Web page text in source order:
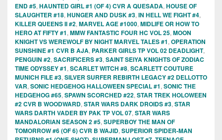
END #5, HAUNTED GIRL #1 (OF 4) CVR A QUESADA, HOUSE OF
SLAUGHTER #18, HUNGER AND DUSK #3, IN HELL WE FIGHT #4,
KILLER QUEENS II #2, MARVEL AGE #1000, MIDLIFE OR HOW TO
HERO AT FIFTY #1, MMW FANTASTIC FOUR HC VOL 25, MOON
KNIGHT VS WEREWOLF BY NIGHT MARVEL TALES #1, OPERATION
SUNSHINE #1 CVR B AJA, PARKER GIRLS TP VOL 02 DEADLIGHT,
PENGUIN #2, SACRIFICERS #3, SAINT SEIYA KNIGHTS OF ZODIAC
TIME ODYSSEY #1, SCARLET WITCH #8, SCARLETT COUTURE
MUNICH FILE #3, SILVER SURFER REBIRTH LEGACY #2 DELLOTTO
VAR, SONIC HEDGEHOG HALLOWEEN SPECIAL #1, SONIC THE
HEDGEHOG #65, SPAWN SCORCHED #22, STAR TREK HOLOWEEN
#2 CVR B WOODWARD, STAR WARS DARK DROIDS #3, STAR
WARS DARTH VADER BY PAK TP VOL 07, STAR WARS
MANDALORIAN SEASON 2 #5, SUPERBOY THE MAN OF
TOMORROW #6 (OF 6) CVR B WAJID, SUPERIOR SPIDER-MAN